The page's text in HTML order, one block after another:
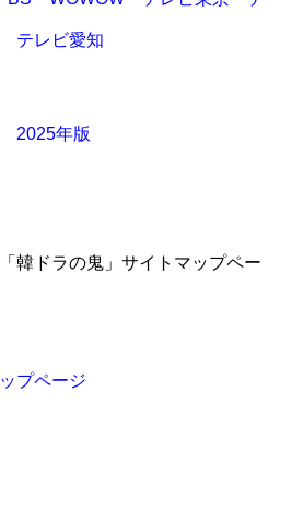
テレビ愛知
2025年版
韓ドラの鬼」サイトマップペー
プページ